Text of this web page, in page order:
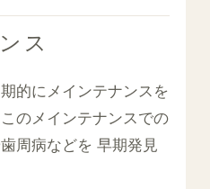
ス
的にメインテナンスを
のメインテナンスでの
周病などを 早期発見